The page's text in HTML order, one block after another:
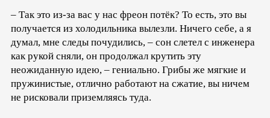
– Так это из-за вас у нас фреон потёк? То есть, это вы
получается из холодильника вылезли. Ничего себе, а я
думал, мне следы почудились, – сон слетел с инженера
как рукой сняли, он продолжал крутить эту
неожиданную идею, – гениально. Грибы же мягкие и
пружинистые, отлично работают на сжатие, вы ничем
не рисковали приземляясь туда.